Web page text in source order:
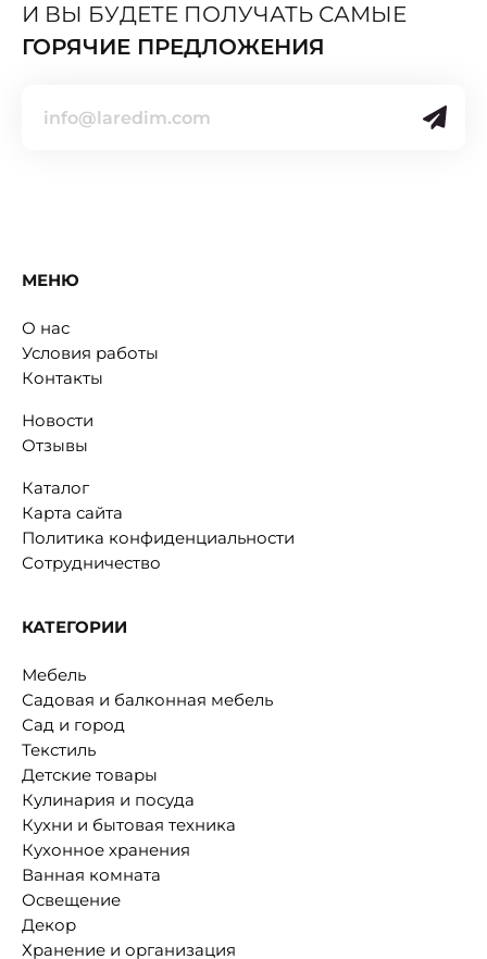
И ВЫ БУДЕТЕ ПОЛУЧАТЬ САМЫЕ
ГОРЯЧИЕ ПРЕДЛОЖЕНИЯ
МЕНЮ
О нас
Условия работы
Контакты
Новости
Отзывы
Каталог
Карта сайта
Политика конфиденциальности
Сотрудничество
КАТЕГОРИИ
Мебель
Садовая и балконная мебель
Сад и город
Текстиль
Детские товары
Кулинария и посуда
Кухни и бытовая техника
Кухонное хранения
Ванная комната
Освещение
Декор
Хранение и организация